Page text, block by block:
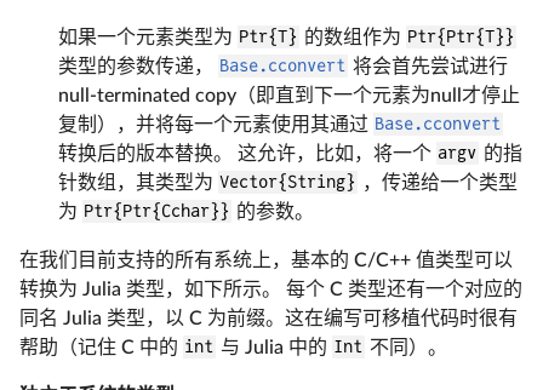
如果一个元素类型为 Ptr{T} 的数组作为 Ptr{Ptr{T}}
类型的参数传递，
Base.cconvert 将会首先尝试进行
null-terminated copy（即直到下一个元素为null才停止
复制），并将每一个元素使用其通过 Base.cconvert
转换后的版本替换。 这允许，比如，将一个 argv 的指
针数组，其类型为 Vector{String} ，传递给一个类型
为 Ptr{Ptr{Cchar}} 的参数。
在我们目前支持的所有系统上，基本的 C/C++ 值类型可以
转换为 Julia 类型，如下所示。 每个 C 类型还有一个对应的
同名 Julia 类型，以 C 为前缀。这在编写可移植代码时很有
帮助（记住 C 中的 int 与 Julia 中的 Int 不同）。